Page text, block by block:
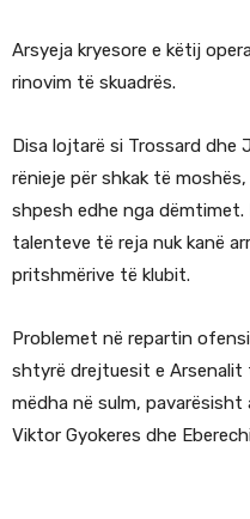
Arsyeja kryesore e këtij
rinovim të skuadrës.
Disa lojtarë si Trossard dhe
rënieje për shkak të
shpesh edhe nga
talenteve të reja nuk kanë
pritshmërive të klubit.
Problemet në repartin
shtyrë drejtuesit e Arsenalit
mëdha në sulm, pavarësisht
Viktor Gyokeres dhe